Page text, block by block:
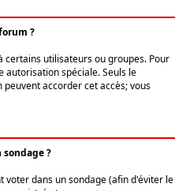
?
utilisateurs ou groupes. Pour
autorisation spéciale. Seuls le
accorder cet accès; vous
?
voter dans un sondage (afin d'éviter le